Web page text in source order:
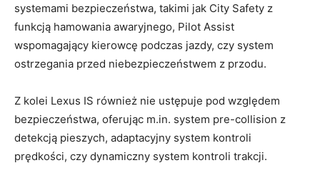
systemami bezpieczeństwa, takimi​ jak City Safety ​z
funkcją hamowania ‍awaryjnego,⁤ Pilot ⁢Assist
wspomagający ⁣kierowcę⁤ podczas‍ jazdy, czy system
ostrzegania przed niebezpieczeństwem z przodu.
Z kolei ⁢Lexus IS również nie⁣ ustępuje pod względem
bezpieczeństwa, ⁤oferując m.in.⁣ system pre-collision z
detekcją⁢ pieszych, ‌adaptacyjny​ system kontroli
prędkości,⁤ czy dynamiczny system kontroli trakcji.